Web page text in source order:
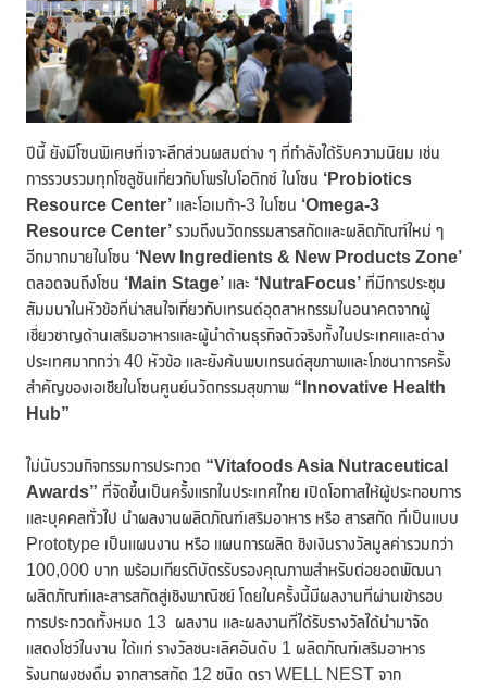
ปีนี้ ยังมีโซนพิเศษที่เจาะลึกส่วนผสมต่าง ๆ ที่กำลังได้รับความนิยม เช่น
การรวบรวมทุกโซลูชันเกี่ยวกับโพรไบโอติกซ์ ในโซน ‘Probiotics
Resource Center’ และโอเมก้า-3 ในโซน ‘Omega-3
Resource Center’ รวมถึงนวัตกรรมสารสกัดและผลิตภัณฑ์ใหม่ ๆ
อีกมากมายในโซน ‘New Ingredients & New Products Zone’
ตลอดจนถึงโซน ‘Main Stage’ และ ‘NutraFocus’ ที่มีการประชุม
สัมมนาในหัวข้อที่น่าสนใจเกี่ยวกับเทรนด์อุตสาหกรรมในอนาคตจากผู้
เชี่ยวชาญด้านเสริมอาหารและผู้นำด้านธุรกิจตัวจริงทั้งในประเทศและต่าง
ประเทศมากกว่า 40 หัวข้อ และยังค้นพบเทรนด์สุขภาพและโภชนาการครั้ง
สำคัญของเอเชียในโซนศูนย์นวัตกรรมสุขภาพ “ Innovative Health
Hub”
ไม่นับรวมกิจกรรมการประกวด “Vitafoods Asia Nutraceutical
Awards” ที่จัดขึ้นเป็นครั้งแรกในประเทศไทย เปิดโอกาสให้ผู้ประกอบการ
และบุคคลทั่วไป นำผลงานผลิตภัณฑ์เสริมอาหาร หรือ สารสกัด ที่เป็นแบบ
Prototype เป็นแผนงาน หรือ แผนการผลิต ชิงเงินรางวัลมูลค่ารวมกว่า
100,000 บาท พร้อมเกียรติบัตรรับรองคุณภาพสำหรับต่อยอดพัฒนา
ผลิตภัณฑ์และสารสกัดสู่เชิงพาณิชย์ โดยในครั้งนี้มีผลงานที่ผ่านเข้ารอบ
การประกวดทั้งหมด 13 ผลงาน และผลงานที่ได้รับรางวัลได้นำมาจัด
แสดงโชว์ในงาน ได้แก่ รางวัลชนะเลิศอันดับ 1 ผลิตภัณฑ์เสริมอาหาร
รังนกผงชงดื่ม จากสารสกัด 12 ชนิด ตรา WELL NEST จาก